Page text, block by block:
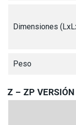
Dimensiones
Peso
Z – ZP